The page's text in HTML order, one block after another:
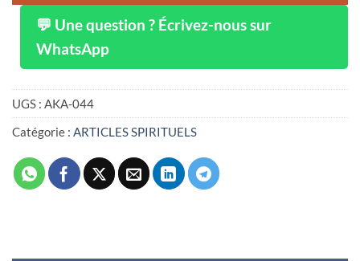
💬 Une question ? Écrivez-nous sur
WhatsApp
UGS : AKA-044
Catégorie : ARTICLES SPIRITUELS